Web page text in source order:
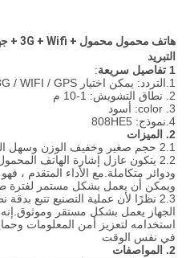
التبريد
1 تفاصيل سريعة
:
1.التردد: يمكن اختيار GSM / DCS / PHS / DCS / 3G / WIFI / GPS
2. نطاق التشويش: 1-10 م
3. color: أسود
4.نموذج: 808HE5
2. الميزات
2.1 حجم صغير وخفيف الوزن وسهل التشغيل ..
2.2 يتكون عازل إشارة الهاتف
ودوائر متكاملة.مع الأداء المتقدم ،
ويمكن أن يعمل بشكل مستمر لفترة
الجهاز يعمل بشكل مستقر
استخدامه لتعزيز أمن المعلومات
في نفس الوقت
2. المواصفات